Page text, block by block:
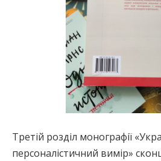
Третій розділ монографії
персоналістичний вимір»